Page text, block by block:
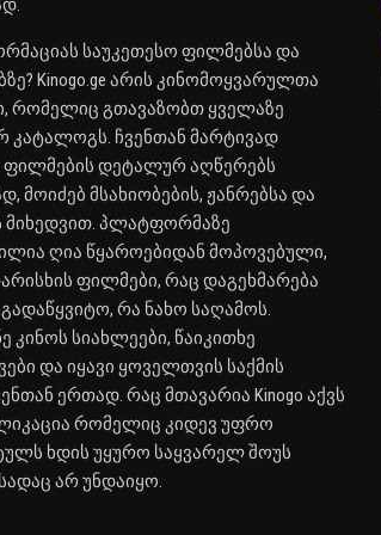
საუკეთესო ფილმებსა და
Kinogo.ge არის კინომოყვარულთა
რომელიც გთავაზობთ ყველაზე
კატალოგს. ჩვენთან მარტივად
ფილმების დეტალურ აღწერებს
მოიძებ მსახიობების, ჟანრებსა და
მიხედვით. პლატფორმაზე
ღია წყაროებიდან მოპოვებული,
ფილმები, რაც დაგეხმარება
რა ნახო საღამოს.
კინოს სიახლეები, წაიკითხე
და იყავი ყოველთვის საქმის
ერთად. რაც მთავარია Kinogo აქვს
რომელიც კიდევ უფრო
ხდის უყურო საყვარელ შოუს
არ უნდაიყო.